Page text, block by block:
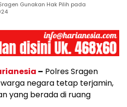
Gunakan Hak Pilih pada
– Polres Sragen
negara tetap terjamin,
yang berada di ruang